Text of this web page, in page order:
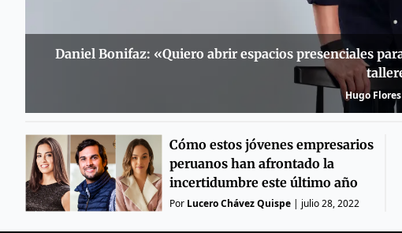
Daniel Bonifaz: «Quiero abrir espacios presenciales
Hugo
Cómo estos jóvenes empresarios
peruanos han afrontado la
incertidumbre este último año
Por Lucero Chávez Quispe| julio 28, 2022